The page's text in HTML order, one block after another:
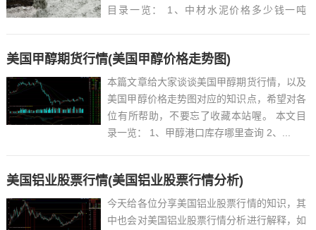
目录一览： 1、中材水泥价格多少钱一吨
美国甲醇期货行情(美国甲醇价格走势图)
本篇文章给大家谈谈美国甲醇期货行情，以及
美国甲醇价格走势图对应的知识点，希望对各
位有所帮助，不要忘了收藏本站喔。 本文目
录一览： 1、甲醇港口库存哪里查询 2、...
美国铝业股票行情(美国铝业股票行情分析)
今天给各位分享美国铝业股票行情的知识，其
中也会对美国铝业股票行情分析进行解释，如